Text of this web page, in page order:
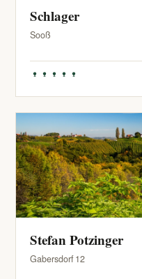
Schlager
Sooß
Stefan Potzinger
Gabersdorf 12